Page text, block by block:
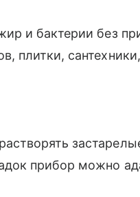
и бактерии без
плитки,
прибор можно